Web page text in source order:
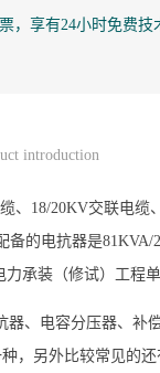
享有24小时免费
introduction
、18/20KV交联电
的电抗器是
承装（修试）工程
、电容分压器、
，另外比较常见的还